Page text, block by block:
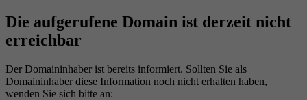
Die aufgerufene Domain ist derzeit nicht
erreichbar
Der Domaininhaber ist bereits informiert. Sollten Sie als
Domaininhaber diese Information noch nicht erhalten haben,
wenden Sie sich bitte an: